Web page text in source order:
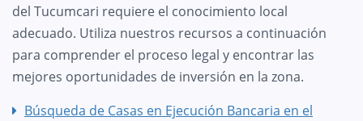
del Tucumcari requiere el conocimiento local
adecuado. Utiliza nuestros recursos a continuación
para comprender el proceso legal y encontrar las
mejores oportunidades de inversión en la zona.
Búsqueda de Casas en Ejecución Bancaria en el